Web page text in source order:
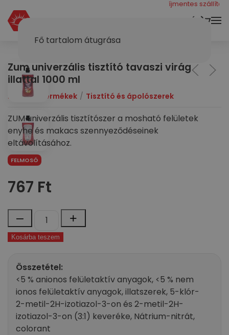
Fő tartalom átugrása
KOSÁR
még 40000 ft a díjmentes szállításhoz
Zum univerzális tisztító tavaszi virág
illattal 1000 ml
Dymol Termékek Tisztító és ápolószerek
ZUM univerzális tisztítószer a mosható felületek
enyhe és makacs szennyeződéseinek
eltávolításához.
FELMOSÓ
767 Ft
–
Zum
univerzális
tisztító
virág
illattal
1000
ml
mennyiség
+
Kosárba teszem
Összetétel:
<5 % anionos felületaktív anyagok, <5 % nem
ionos felületaktív anyagok, illatszerek, 5-klór-
2-metil-2H-izotiazol-3-on és 2-metil-2H-
izotiazol-3-on (3:1) keveréke, Nátrium-nitrát,
colorant